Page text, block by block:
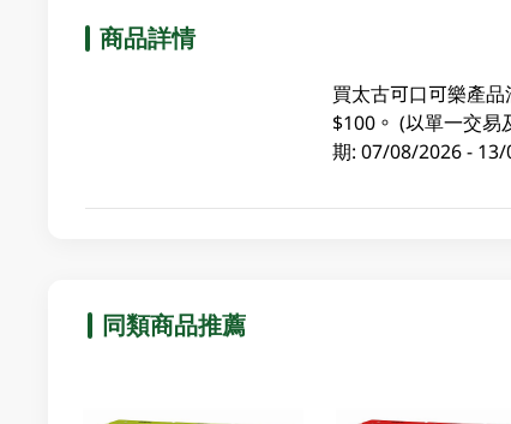
商品詳情
買太古可口可樂產
$100。 (以單一交易
期: 07/08/2026 -
同類商品推薦